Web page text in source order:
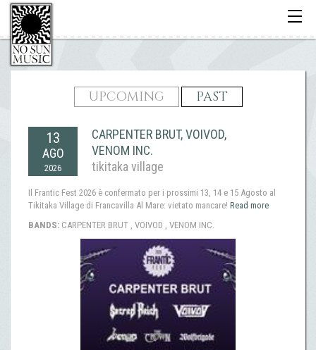
Toggle
UPCOMING PAST
13
AGO
2026
CARPENTER BRUT, VOIVOD,
VENOM INC.
tikitaka village
Il Frantic Fest 2026 è confermato per i prossimi 13, 14 e 15 Agosto al
Tikitaka Village di Francavilla Al Mare: vietato mancare! Read more
BANDS: CARPENTER BRUT , VOIVOD , VENOM INC.